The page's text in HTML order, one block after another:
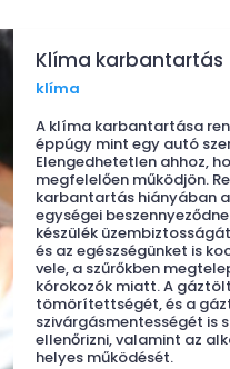
Klíma karbantartás
klíma
A klíma karbantartása
éppúgy mint egy autó
Elengedhetetlen ahhoz,
megfelelően működjön.
karbantartás hiányában
egységei
készülék
és az egészségünket is
vele, a szűrőkben
kórokozók miatt. A
tömörítettségét, és a
szivárgásmentességét is
ellenőrizni, valamint az
helyes működését.